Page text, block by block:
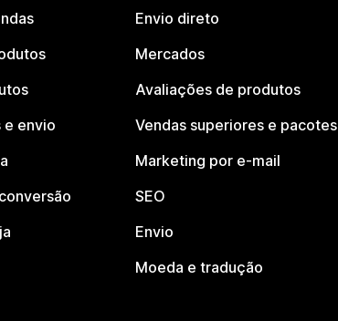
e envio
Envio direto
Mercados
Avaliações de produtos
Vendas superiores e pacotes
Marketing por e-mail
SEO
Envio
Moeda e tradução